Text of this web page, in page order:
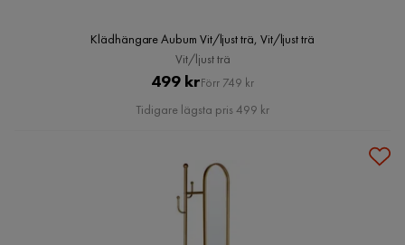
Klädhängare Aubum Vit/ljust trä, Vit/ljust trä
Vit/ljust trä
Pris
499 krOriginal
Pris
Förr 749 kr
Tidigare lägsta pris 499 kr